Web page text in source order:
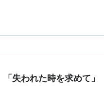
失われた時を求めて」